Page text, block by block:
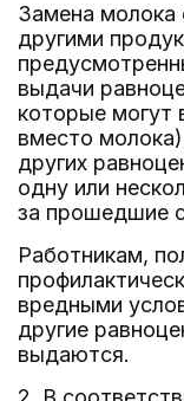
Замена молока
другими
выдачи
которые могут
вместо
других
одну или
за прошедшие
Работникам,
вредными
другие
выдаются.